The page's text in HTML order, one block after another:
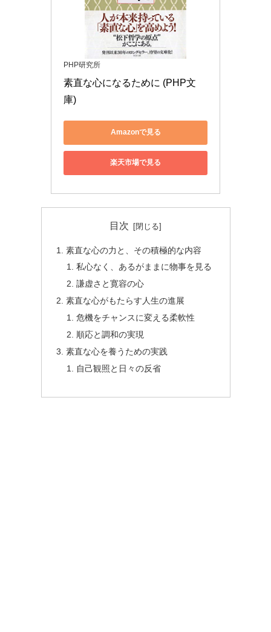
PHP研究所
素直な心になるために (PHP文
庫)
Amazonで見る
楽天市場で見る
目次
素直な心の力と、その積極的な内容
私心なく、あるがままに物事を見る
謙虚さと寛容の心
素直な心がもたらす人生の進展
危機をチャンスに変える柔軟性
順応と調和の実現
素直な心を養うための実践
自己観照と日々の反省